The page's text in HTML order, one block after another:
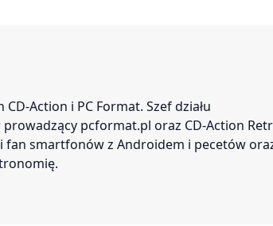
Action i PC Format. Szef działu
pcformat.pl oraz CD-Action
fan smartfonów z Androidem i pecetów